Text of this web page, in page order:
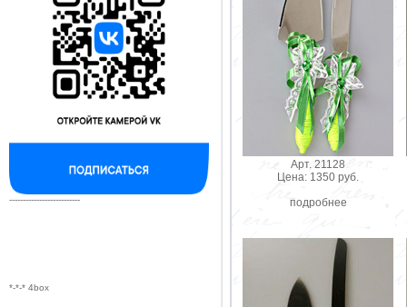
--------------------------
*-*-* 4box
Арт. 21128
Цена: 1350 руб.
подробнее